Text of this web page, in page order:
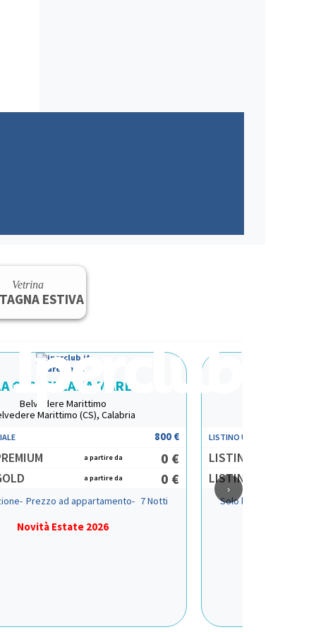
Vetrina
ESTIVA
Mare Italia
CASTELLANA MARE
Belvedere Marittimo
Marittimo (CS), Calabria
800 €
a partire da 0 €
a partire da 0 €
Prezzo ad appartamento- 7 Notti
Novità Estate 2026
LISTINO UFFICIALE
LISTINO PREMIUM
LISTINO GOLD
Solo locazione-
›